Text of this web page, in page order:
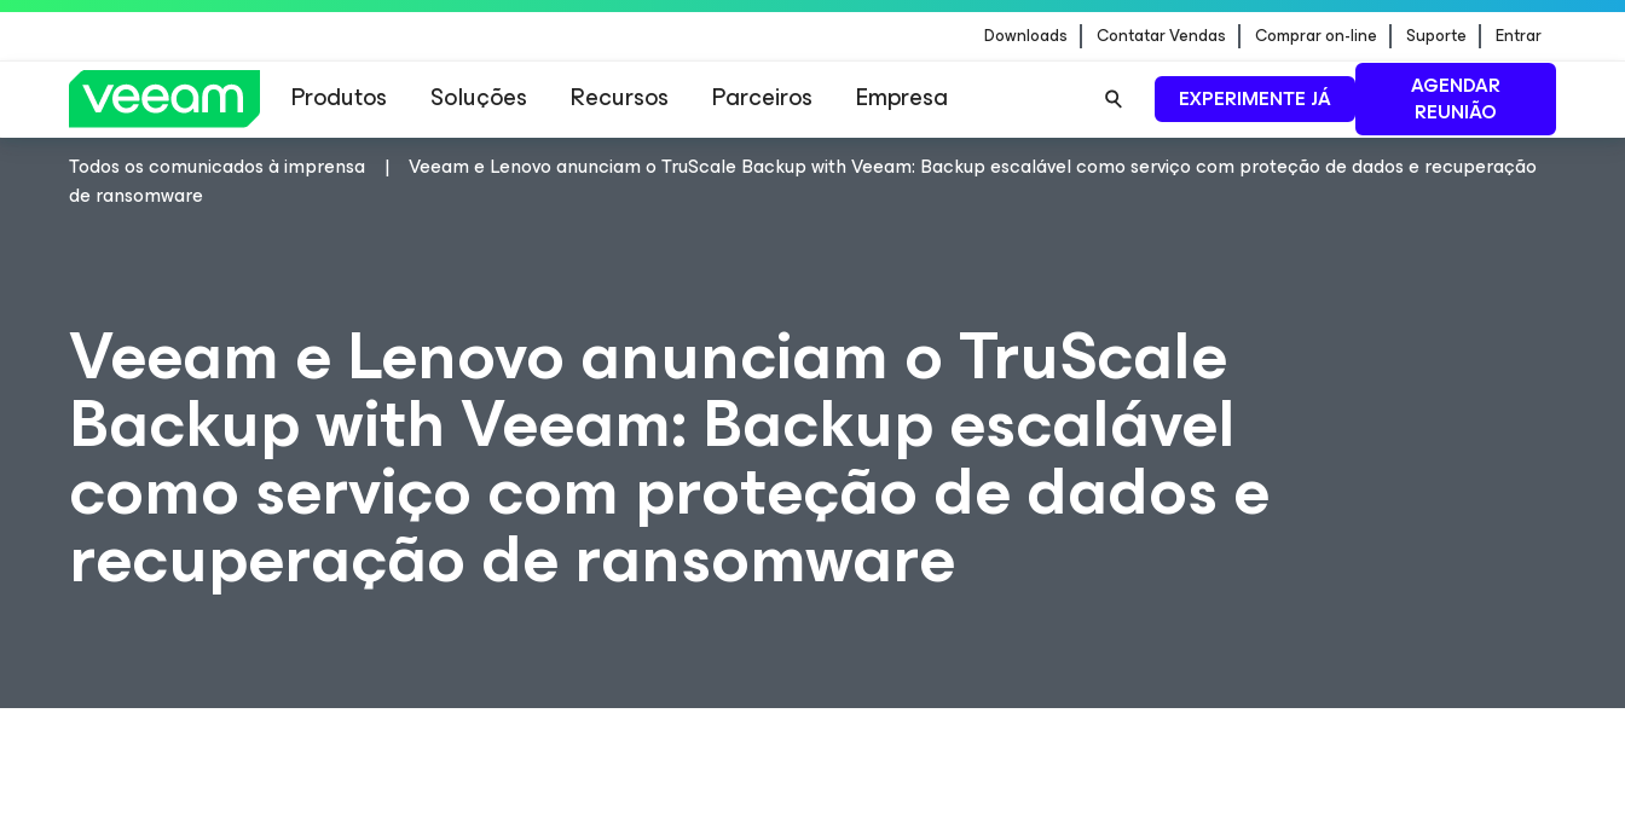
Downloads Contatar Vendas Comprar on-line Suporte Entrar
Produtos Soluções Recursos Parceiros Empresa EXPERIMENTE JÁ
AGENDAR
REUNIÃO
Todos os comunicados à imprensa
Veeam e Lenovo anunciam o TruScale Backup with Veeam: Backup escalável como serviço com proteção de dados e recuperação
de ransomware
Veeam e Lenovo anunciam o TruScale
Backup with Veeam: Backup escalável
como serviço com proteção de dados e
recuperação de ransomware